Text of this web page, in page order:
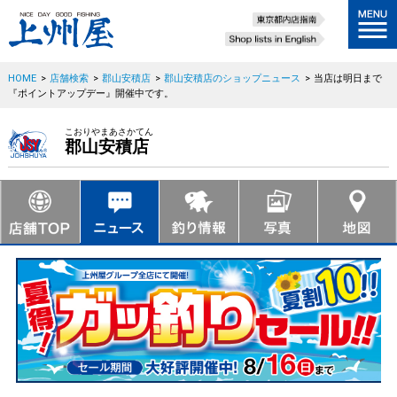
HOME > 店舗検索 > 郡山安積店 > 郡山安積店のショップニュース > 当店は明日まで
『ポイントアップデー』開催中です。
こおりやまあさかてん
郡山安積店